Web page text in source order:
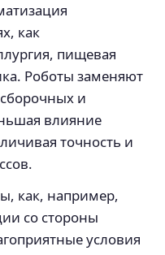
как
пищевая
Роботы заменяют
и
влияние
точность и
как, например,
со стороны
условия